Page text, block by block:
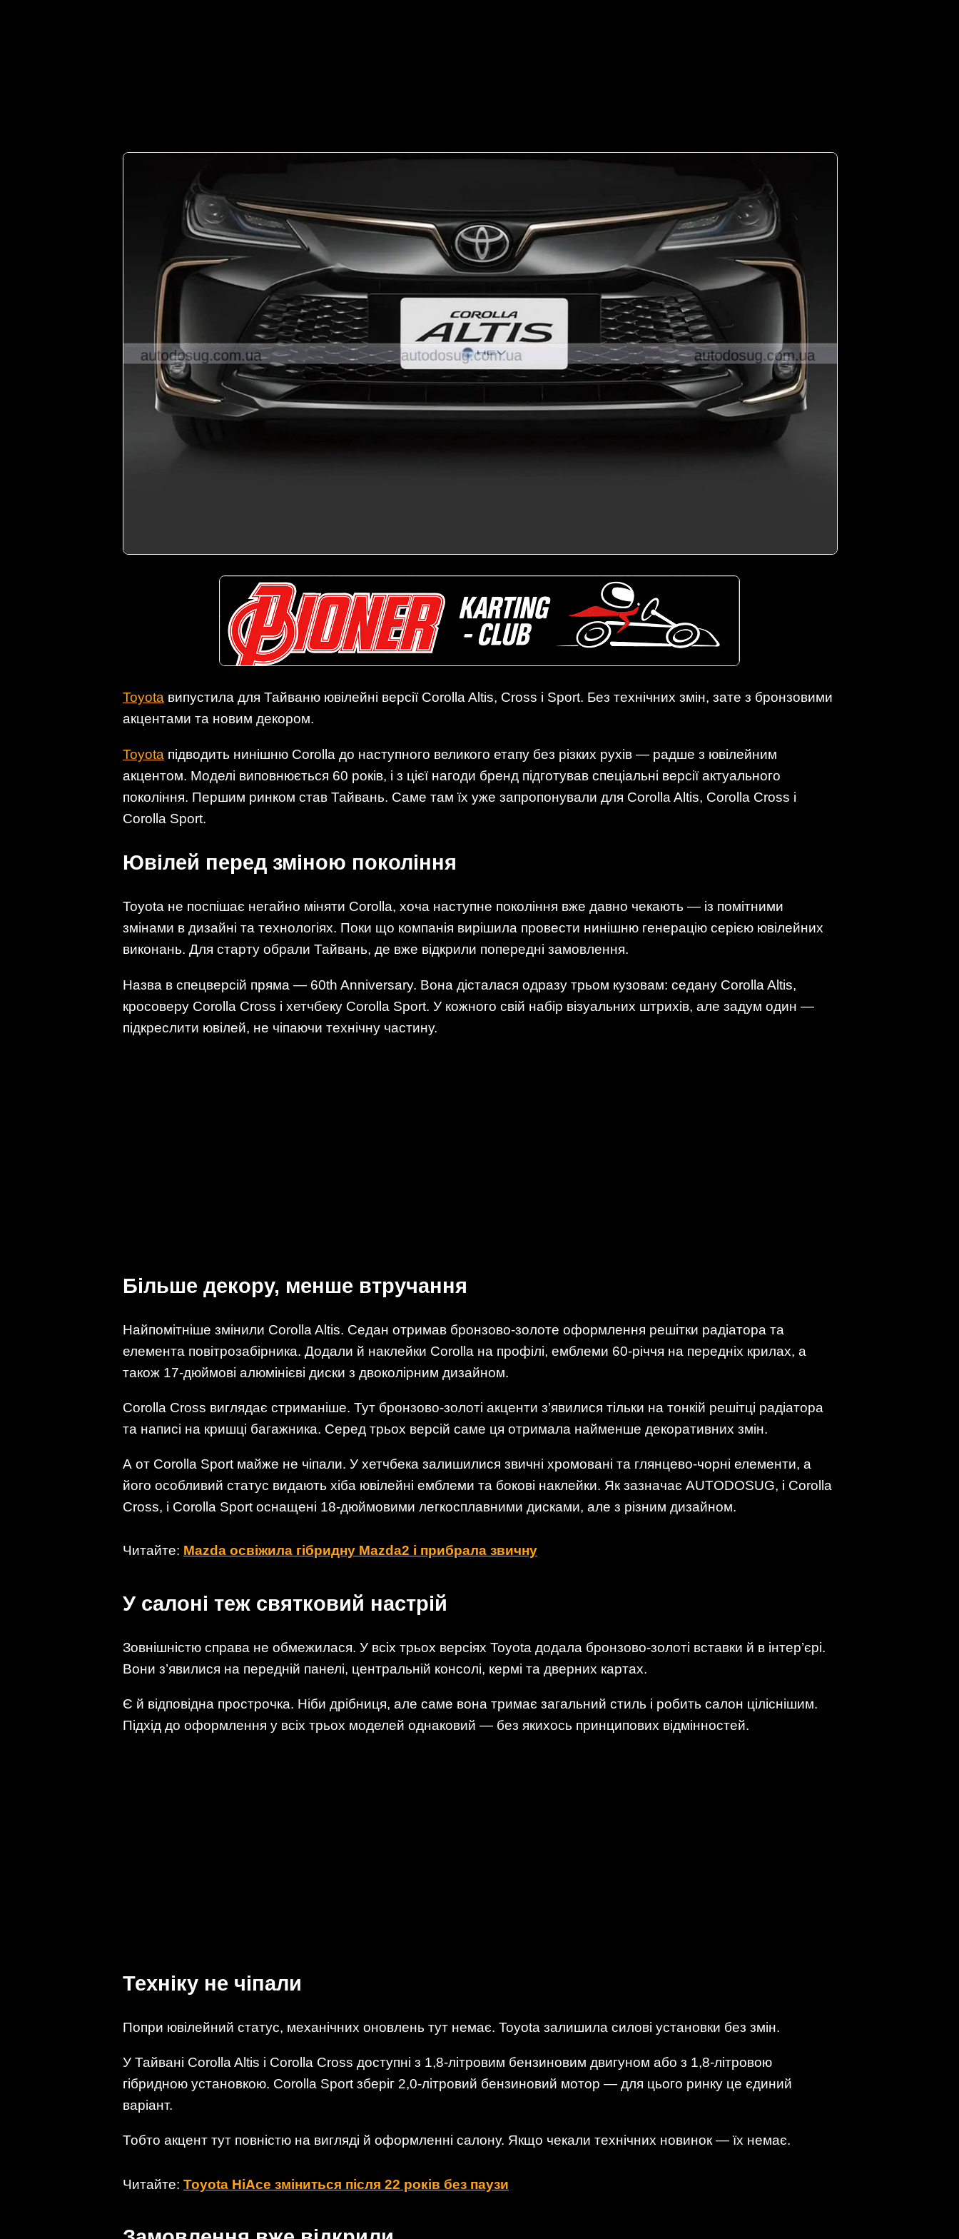
Toyota випустила для Тайваню ювілейні версії Corolla Altis, Cross і Sport. Без технічних змін, зате з бронзовими
акцентами та новим декором.
Toyota підводить нинішню Corolla до наступного великого етапу без різких рухів — радше з ювілейним
акцентом. Моделі виповнюється 60 років, і з цієї нагоди бренд підготував спеціальні версії актуального
покоління. Першим ринком став Тайвань. Саме там їх уже запропонували для Corolla Altis, Corolla Cross і
Corolla Sport.
Ювілей перед зміною покоління
Toyota не поспішає негайно міняти Corolla, хоча наступне покоління вже давно чекають — із помітними
змінами в дизайні та технологіях. Поки що компанія вирішила провести нинішню генерацію серією ювілейних
виконань. Для старту обрали Тайвань, де вже відкрили попередні замовлення.
Назва в спецверсій пряма — 60th Anniversary. Вона дісталася одразу трьом кузовам: седану Corolla Altis,
кросоверу Corolla Cross і хетчбеку Corolla Sport. У кожного свій набір візуальних штрихів, але задум один —
підкреслити ювілей, не чіпаючи технічну частину.
Більше декору, менше втручання
Найпомітніше змінили Corolla Altis. Седан отримав бронзово-золоте оформлення решітки радіатора та
елемента повітрозабірника. Додали й наклейки Corolla на профілі, емблеми 60-річчя на передніх крилах, а
також 17-дюймові алюмінієві диски з двоколірним дизайном.
Corolla Cross виглядає стриманіше. Тут бронзово-золоті акценти з’явилися тільки на тонкій решітці радіатора
та написі на кришці багажника. Серед трьох версій саме ця отримала найменше декоративних змін.
А от Corolla Sport майже не чіпали. У хетчбека залишилися звичні хромовані та глянцево-чорні елементи, а
його особливий статус видають хіба ювілейні емблеми та бокові наклейки. Як зазначає AUTODOSUG, і Corolla
Cross, і Corolla Sport оснащені 18-дюймовими легкосплавними дисками, але з різним дизайном.
Читайте: Mazda освіжила гібридну Mazda2 і прибрала звичну
У салоні теж святковий настрій
Зовнішністю справа не обмежилася. У всіх трьох версіях Toyota додала бронзово-золоті вставки й в інтер’єрі.
Вони з’явилися на передній панелі, центральній консолі, кермі та дверних картах.
Є й відповідна прострочка. Ніби дрібниця, але саме вона тримає загальний стиль і робить салон ціліснішим.
Підхід до оформлення у всіх трьох моделей однаковий — без якихось принципових відмінностей.
Техніку не чіпали
Попри ювілейний статус, механічних оновлень тут немає. Toyota залишила силові установки без змін.
У Тайвані Corolla Altis і Corolla Cross доступні з 1,8-літровим бензиновим двигуном або з 1,8-літровою
гібридною установкою. Corolla Sport зберіг 2,0-літровий бензиновий мотор — для цього ринку це єдиний
варіант.
Тобто акцент тут повністю на вигляді й оформленні салону. Якщо чекали технічних новинок — їх немає.
Читайте: Toyota HiAce зміниться після 22 років без паузи